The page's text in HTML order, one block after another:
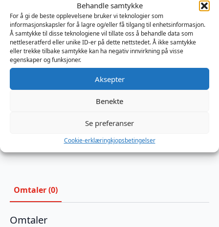
Behandle samtykke
For å gi de beste opplevelsene bruker vi teknologier som
informasjonskapsler for å lagre og/eller få tilgang til enhetsinformasjon.
Å samtykke til disse teknologiene vil tillate oss å behandle data som
nettleseratferd eller unike ID-er på dette nettstedet. Å ikke samtykke
eller trekke tilbake samtykke kan ha negativ innvirkning på visse
egenskaper og funksjoner.
Aksepter
Benekte
Se preferanser
Cookie-erklæringkjopsbetingelser
Farge
Størrelse
Legg I Handlekurv
Klær menn,Neopren,Tilbehør
Omtaler (0)
Omtaler